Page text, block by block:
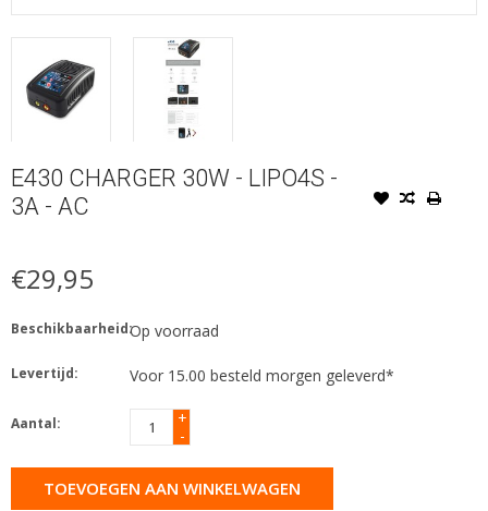
E430 CHARGER 30W - LIPO4S -
3A - AC
€29,95
Beschikbaarheid:Op voorraad
Levertijd: Voor 15.00 besteld morgen geleverd*
Aantal:
+
-
TOEVOEGEN AAN WINKELWAGEN